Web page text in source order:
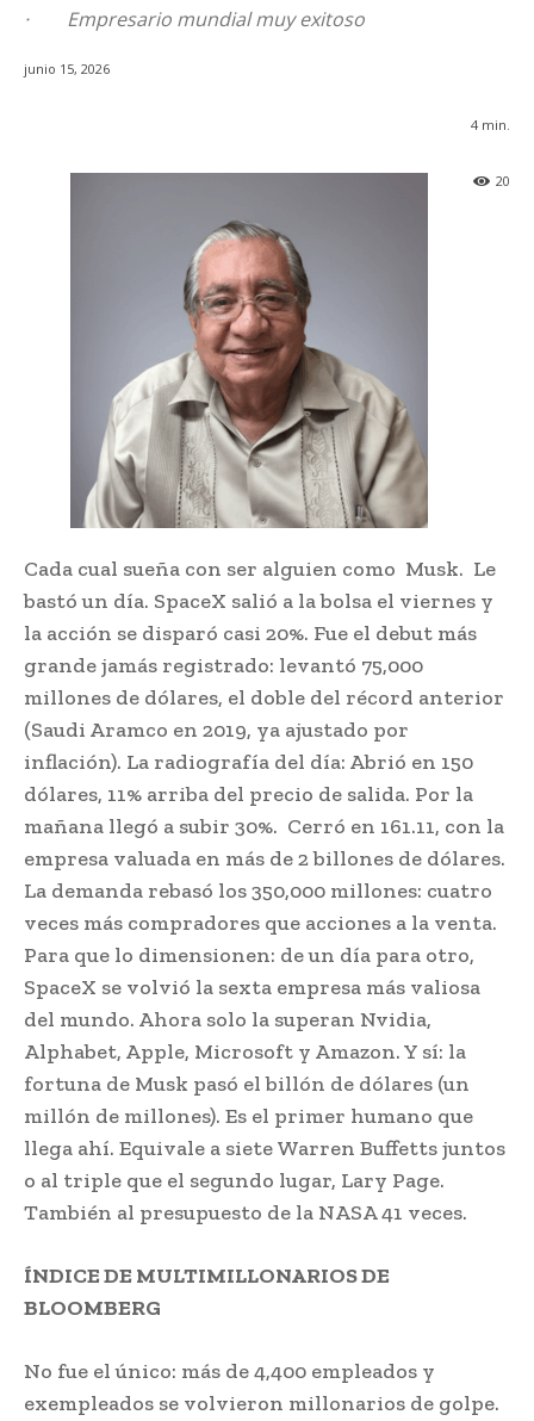
· Empresario mundial muy exitoso
junio 15, 2026
4 min.
20
Cada cual sueña con ser alguien como Musk. Le
bastó un día. SpaceX salió a la bolsa el viernes y
la acción se disparó casi 20%. Fue el debut más
grande jamás registrado: levantó 75,000
millones de dólares, el doble del récord anterior
(Saudi Aramco en 2019, ya ajustado por
inflación). La radiografía del día: Abrió en 150
dólares, 11% arriba del precio de salida. Por la
mañana llegó a subir 30%. Cerró en 161.11, con la
empresa valuada en más de 2 billones de dólares.
La demanda rebasó los 350,000 millones: cuatro
veces más compradores que acciones a la venta.
Para que lo dimensionen: de un día para otro,
SpaceX se volvió la sexta empresa más valiosa
del mundo. Ahora solo la superan Nvidia,
Alphabet, Apple, Microsoft y Amazon. Y sí: la
fortuna de Musk pasó el billón de dólares (un
millón de millones). Es el primer humano que
llega ahí. Equivale a siete Warren Buffetts juntos
o al triple que el segundo lugar, Lary Page.
También al presupuesto de la NASA 41 veces.
ÍNDICE DE MULTIMILLONARIOS DE
BLOOMBERG
No fue el único: más de 4,400 empleados y
exempleados se volvieron millonarios de golpe.